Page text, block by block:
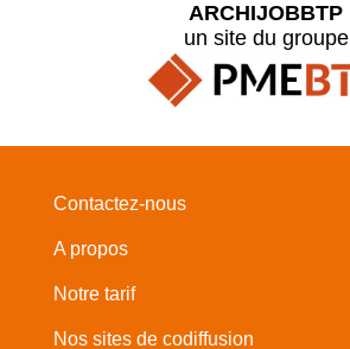
ARCHIJOBBTP
un site du groupe
Contactez-nous
A propos
Notre tarif
Nos sites de codiffusion